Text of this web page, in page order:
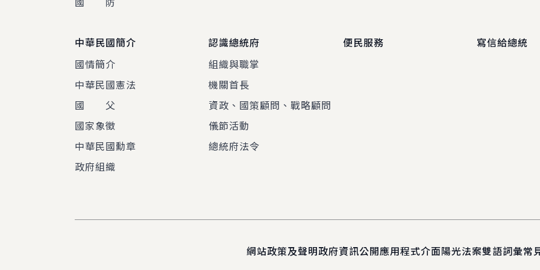
中華民國簡介
國情簡介
中華民國憲法
國 父
國家象徵
中華民國勳章
政府組織
認識總統府
組織與職掌
機關首長
資政、國策顧問、戰略顧問
儀節活動
總統府法令
便民服務 寫信給總統
網站政策及聲明政府資訊公開應用程式介面陽光法案雙語詞彙常